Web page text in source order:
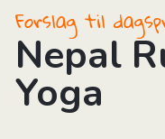
Forslag til
Nepal
Yoga